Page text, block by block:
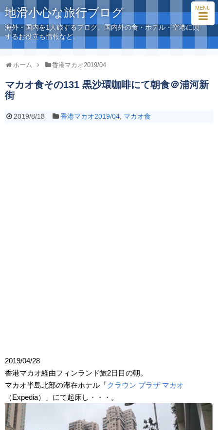
MENU
地滑小心な旅行ブログ
海外・国内を1人旅するブログ。国内外の食・ホテル・空港に関
するお役立ち情報など。
ホーム 香港マカオ2019/04
マカオ食その131 黒沙環咖啡にて朝食＠浦河新
街
2019/8/18 香港マカオ2019/04, マカオ食
2019/04/28
香港マカオ経由フィンランド旅2日目の朝。
マカオ半島北部の滞在ホテル「クラウン プラザ マカオ
（Expedia）」にて起床し・・・。